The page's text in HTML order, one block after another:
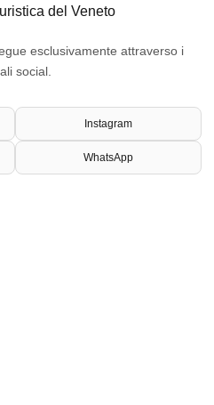
del Veneto
esclusivamente attraverso i
social.
Instagram
WhatsApp